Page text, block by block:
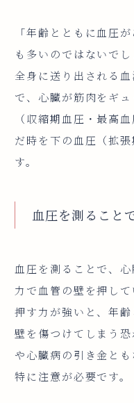
「年齢とともに血圧
も多いのではないで
全身に送り出される
で、心臓が筋肉をギ
（収縮期血圧・最高
だ時を下の血圧（拡
す。
血圧を測ること
血圧を測ることで、
力で血管の壁を押し
押す力が強いと、年
壁を傷つけてしまう
や心臓病の引き金と
特に注意が必要です。